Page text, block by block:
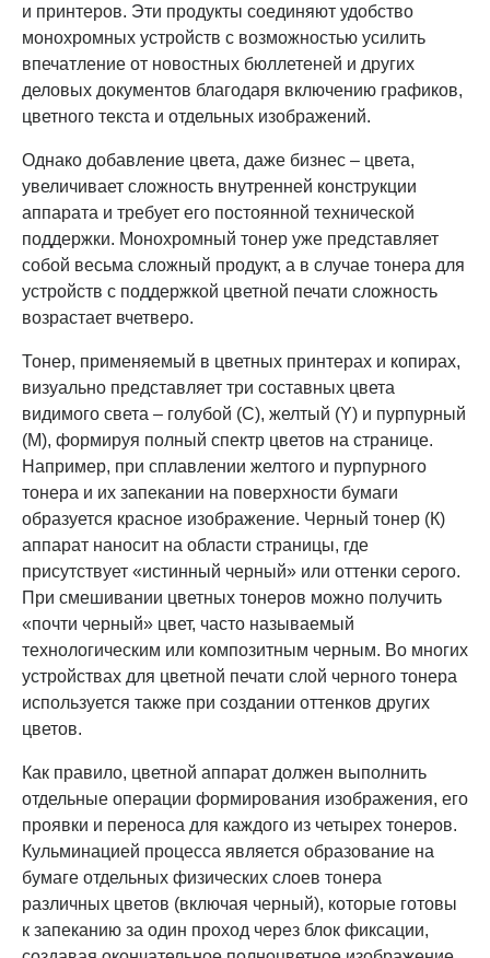
и принтеров. Эти продукты соединяют удобство
монохромных устройств с возможностью усилить
впечатление от новостных бюллетеней и других
деловых документов благодаря включению графиков,
цветного текста и отдельных изображений.
Однако добавление цвета, даже бизнес – цвета,
увеличивает сложность внутренней конструкции
аппарата и требует его постоянной технической
поддержки. Монохромный тонер уже представляет
собой весьма сложный продукт, а в случае тонера для
устройств с поддержкой цветной печати сложность
возрастает вчетверо.
Тонер, применяемый в цветных принтерах и копирах,
визуально представляет три составных цвета
видимого света – голубой (С), желтый (Y) и пурпурный
(М), формируя полный спектр цветов на странице.
Например, при сплавлении желтого и пурпурного
тонера и их запекании на поверхности бумаги
образуется красное изображение. Черный тонер (К)
аппарат наносит на области страницы, где
присутствует «истинный черный» или оттенки серого.
При смешивании цветных тонеров можно получить
«почти черный» цвет, часто называемый
технологическим или композитным черным. Во многих
устройствах для цветной печати слой черного тонера
используется также при создании оттенков других
цветов.
Как правило, цветной аппарат должен выполнить
отдельные операции формирования изображения, его
проявки и переноса для каждого из четырех тонеров.
Кульминацией процесса является образование на
бумаге отдельных физических слоев тонера
различных цветов (включая черный), которые готовы
к запеканию за один проход через блок фиксации,